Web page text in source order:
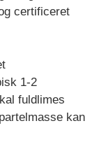
certificeret
1-2
fuldlimes
kan